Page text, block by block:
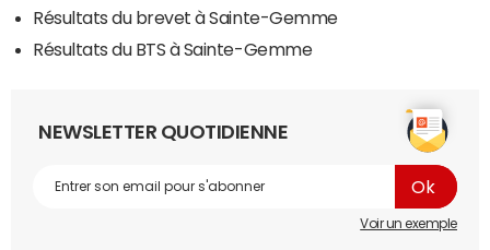
Résultats du brevet à Sainte-Gemme
Résultats du BTS à Sainte-Gemme
NEWSLETTER QUOTIDIENNE
Voir un exemple